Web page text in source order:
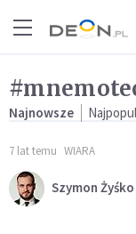
Najnowsze
7 lat temu WIARA
Szymon Żyśko